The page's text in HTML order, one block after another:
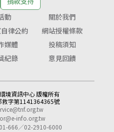
動
關於我們
律公約
網站授權條款
媒體
投稿須知
紀錄 意見回饋
境資訊中心 版權所有
救字第1141364365號
info.org.tw
666／02-2910-6000